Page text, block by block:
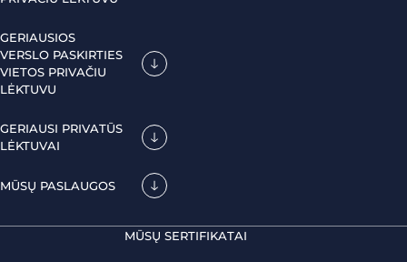
GERIAUSIOS
VERSLO PASKIRTIES
VIETOS PRIVAČIU
LĖKTUVU
GERIAUSI PRIVATŪS
LĖKTUVAI
MŪSŲ PASLAUGOS
MŪSŲ SERTIFIKATAI